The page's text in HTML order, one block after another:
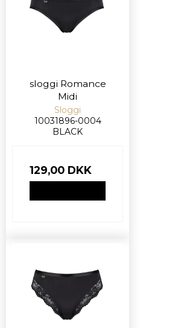
sloggi Romance
Midi
Sloggi
10031896-0004
BLACK
129,00 DKK